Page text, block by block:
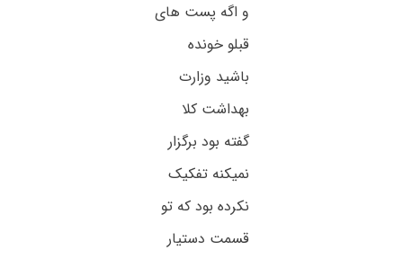
و اگه پست های
قبلو خونده
باشید وزارت
بهداشت کلا
گفته بود برگزار
نمیکنه تفکیک
نکرده بود که تو
قسمت دستیار